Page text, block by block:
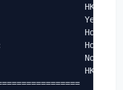
HK
Yes
Hong
Hong
No
HKD